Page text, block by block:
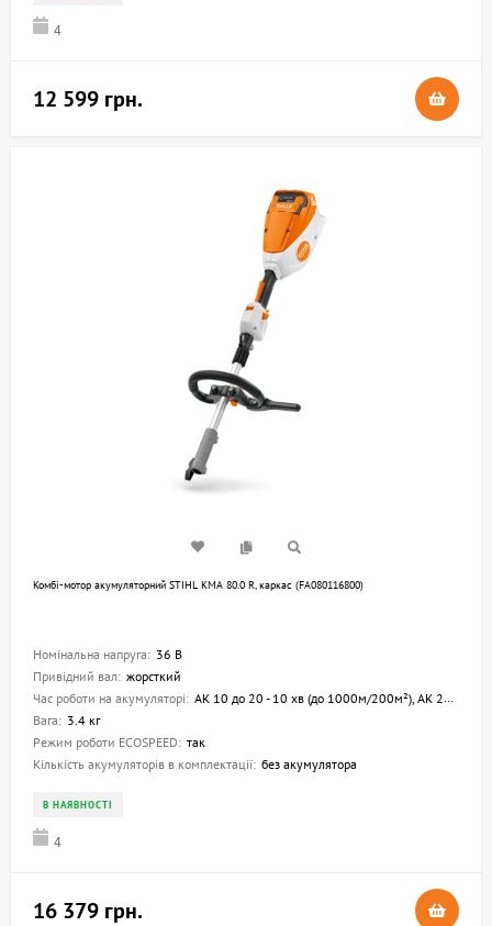
4
12 599 грн.
Комбі-мотор акумуляторний STIHL KMA 80.0 R, каркас (FA080116800)
Номінальна напруга: 36 В
Привідний вал: жорсткий
Час роботи на акумуляторі: AK 10 до 20 - 10 хв (до 1000м/200м²), AK 20 до 40 - 20 хв (до 2500м/500м²), AK 30S до 50 - 30 хв (до 3000м/600м²)
Вага: 3.4 кг
Режим роботи ECOSPEED: так
Кількість акумуляторів в комплектації: без акумулятора
В НАЯВНОСТІ
4
16 379 грн.